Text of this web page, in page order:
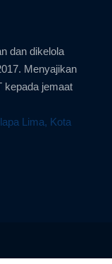
dan dikelola
Menyajikan
kepada jemaat
Lima, Kota